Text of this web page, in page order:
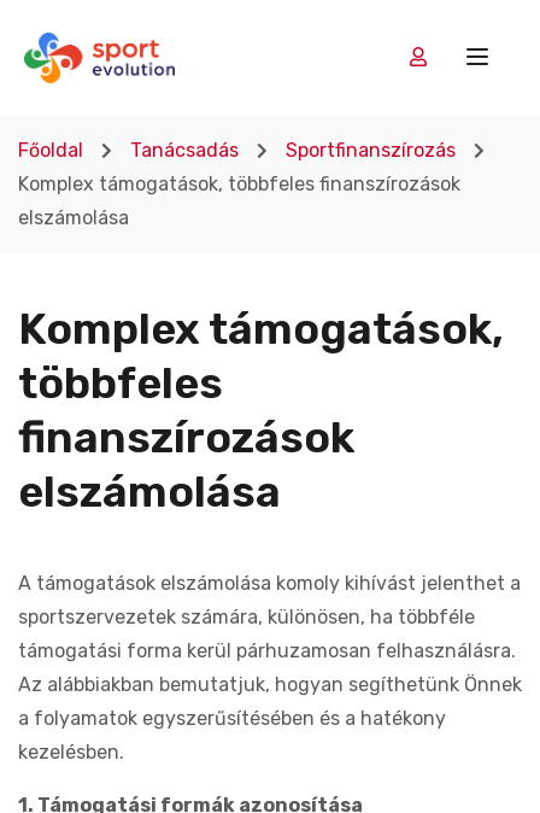
Főoldal Tanácsadás
Sportfinanszírozás
Komplex támogatások, többfeles finanszírozások
elszámolása
Komplex támogatások,
többfeles
finanszírozások
elszámolása
A támogatások elszámolása komoly kihívást jelenthet a
sportszervezetek számára, különösen, ha többféle
támogatási forma kerül párhuzamosan felhasználásra.
Az alábbiakban bemutatjuk, hogyan segíthetünk Önnek
a folyamatok egyszerűsítésében és a hatékony
kezelésben.
1. Támogatási formák azonosítása